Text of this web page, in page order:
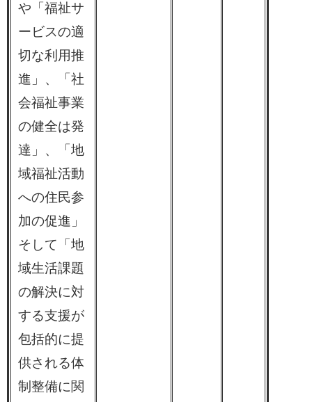
や「福祉サ
ービスの適
切な利用推
進」、「社
会福祉事業
の健全は発
達」、「地
域福祉活動
への住民参
加の促進」
そして「地
域生活課題
の解決に対
する支援が
包括的に提
供される体
制整備に関